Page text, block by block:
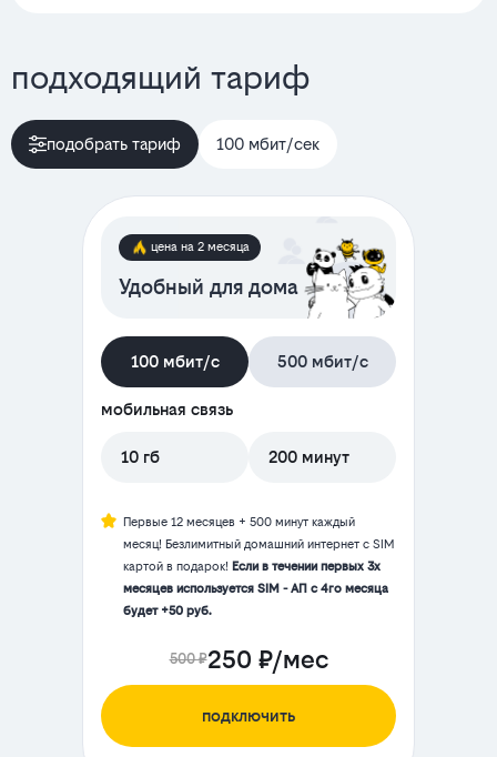
подходящий тариф
подобрать тариф 100 мбит/сек
цена на 2 месяца
Удобный для дома
100 мбит/с 500 мбит/с
мобильная связь
10 гб 200 минут
Первые 12 месяцев + 500 минут каждый
месяц! Безлимитный домашний интернет с SIM
картой в подарок! Если в течении первых 3х
месяцев используется SIM - АП с 4го месяца
будет +50 руб.
500 ₽250 ₽/мес
подключить